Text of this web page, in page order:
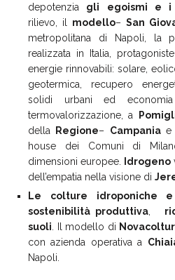
depotenzia gli egoismi e i
rilievo, il modello– San
metropolitana di Napoli, la
realizzata in Italia, protagoniste
energie rinnovabili: solare,
geotermica, recupero
solidi urbani ed
termovalorizzazione, a
della
Regione– Campaniae
house dei Comuni di
dimensioni europee.
Idrogeno
dell’empatia nella visione di
Le
colture idroponiche e
sostenibilità produttiva,
suoli . Il modello di
con azienda operativa a
Napoli.